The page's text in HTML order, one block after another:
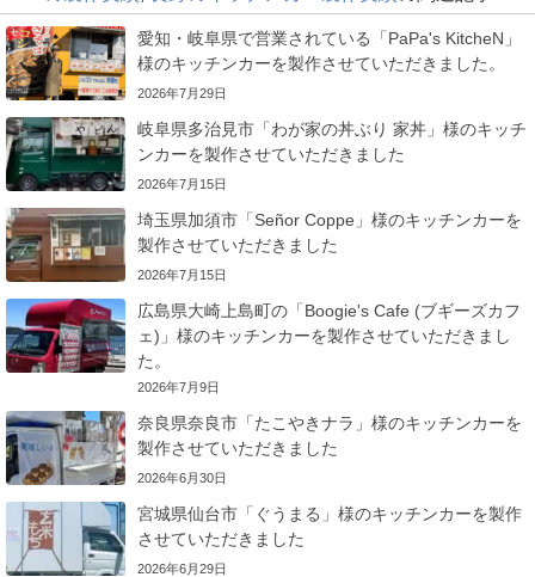
愛知・岐阜県で営業されている「PaPa's KitcheN」
様のキッチンカーを製作させていただきました。
2026年7月29日
岐阜県多治見市「わが家の丼ぶり 家丼」様のキッチ
ンカーを製作させていただきました
2026年7月15日
埼玉県加須市「Señor Coppe」様のキッチンカーを
製作させていただきました
2026年7月15日
広島県大崎上島町の「Boogie's Cafe (ブギーズカフ
ェ)」様のキッチンカーを製作させていただきまし
た。
2026年7月9日
奈良県奈良市「たこやきナラ」様のキッチンカーを
製作させていただきました
2026年6月30日
宮城県仙台市「ぐうまる」様のキッチンカーを製作
させていただきました
2026年6月29日